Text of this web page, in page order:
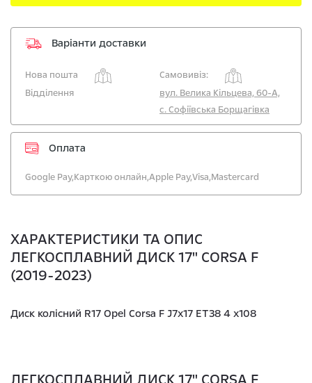
Варіанти доставки
Нова пошта
Самовивіз:
Відділення
вул. Велика Кільцева, 60-А,
с. Софіївська Борщагівка
Оплата
Google Pay,Карткою онлайн,Apple Pay,Visa,Mastercard
ХАРАКТЕРИСТИКИ ТА ОПИС
ЛЕГКОСПЛАВНИЙ ДИСК 17" CORSA F
(2019-2023)
Диск колісний R17 Opel Corsa F J7x17 ET38 4 x108